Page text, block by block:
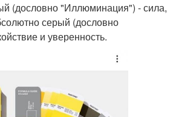
(дословно "Иллюминация") - сила,
серый (дословно
и уверенность.